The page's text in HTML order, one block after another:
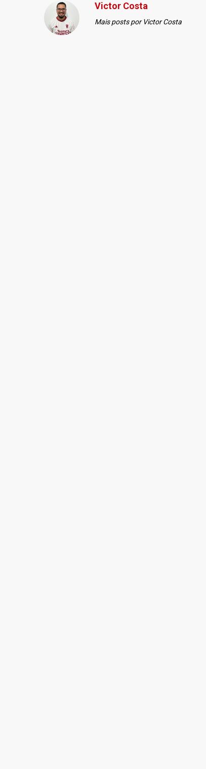
Victor Costa
Mais posts por Victor Costa